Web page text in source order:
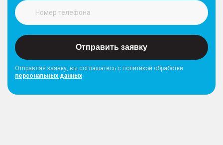
Отправить заявку
Отправляя заявку, вы соглашатесь с политикой обработки
персональных данных